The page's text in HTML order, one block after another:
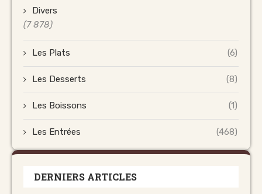
Divers
(7 878)
Les Plats (6)
Les Desserts (8)
Les Boissons (1)
Les Entrées (468)
DERNIERS ARTICLES